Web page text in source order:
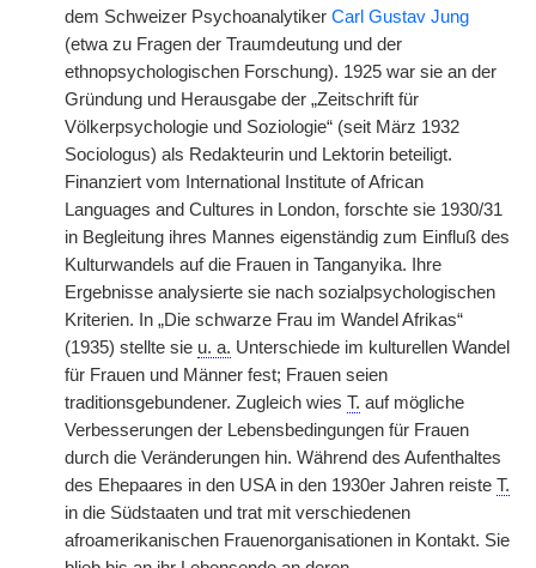
dem Schweizer Psychoanalytiker Carl Gustav Jung
(etwa zu Fragen der Traumdeutung und der
ethnopsychologischen Forschung). 1925 war sie an der
Gründung und Herausgabe der „Zeitschrift für
Völkerpsychologie und Soziologie“ (seit März 1932
Sociologus) als Redakteurin und Lektorin beteiligt.
Finanziert vom International Institute of African
Languages and Cultures in London, forschte sie 1930/31
in Begleitung ihres Mannes eigenständig zum Einfluß des
Kulturwandels auf die Frauen in Tanganyika. Ihre
Ergebnisse analysierte sie nach sozialpsychologischen
Kriterien. In „Die schwarze Frau im Wandel Afrikas“
(1935) stellte sie u. a. Unterschiede im kulturellen Wandel
für Frauen und Männer fest; Frauen seien
traditionsgebundener. Zugleich wies T. auf mögliche
Verbesserungen der Lebensbedingungen für Frauen
durch die Veränderungen hin. Während des Aufenthaltes
des Ehepaares in den USA in den 1930er Jahren reiste T.
in die Südstaaten und trat mit verschiedenen
afroamerikanischen Frauenorganisationen in Kontakt. Sie